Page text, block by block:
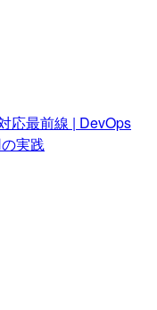
応最前線 | DevOps
実践